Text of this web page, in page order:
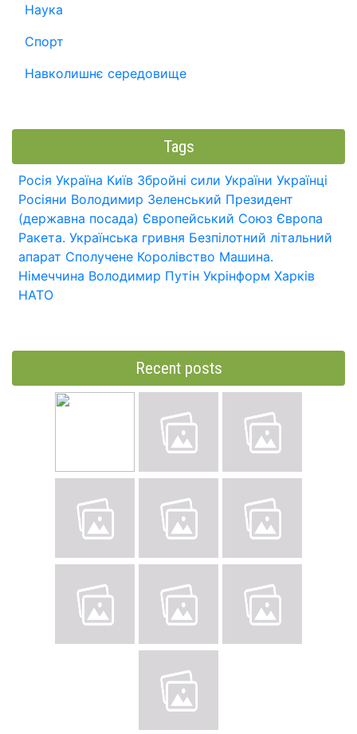
Наука
Спорт
Навколишнє середовище
Tags
Росія Україна Київ Збройні сили України Українці
Росіяни Володимир Зеленський Президент
(державна посада) Європейський Союз Європа
Ракета. Українська гривня Безпілотний літальний
апарат Сполучене Королівство Машина.
Німеччина Володимир Путін Укрінформ Харків
НАТО
Recent posts